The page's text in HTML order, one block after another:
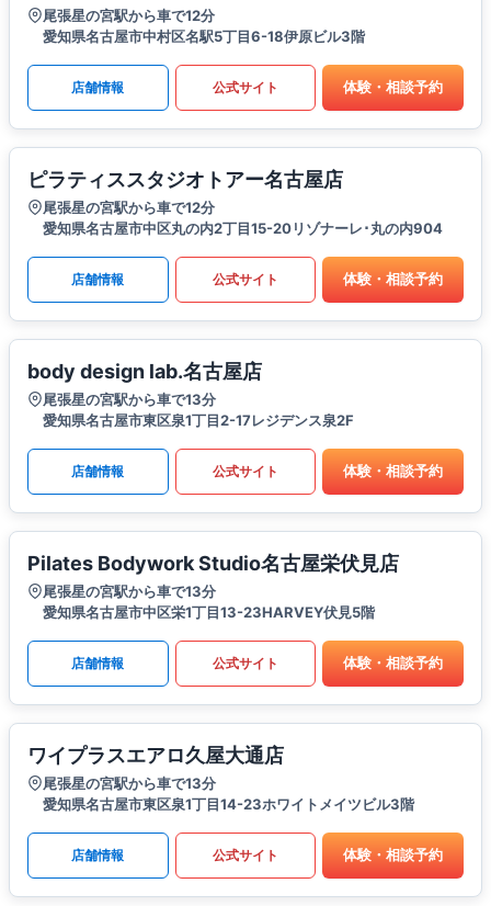
尾張星の宮駅から車で12分
愛知県名古屋市中村区名駅5丁目6-18伊原ビル3階
店舗情報 公式サイト 体験・相談予約
ピラティススタジオトアー名古屋店
尾張星の宮駅から車で12分
愛知県名古屋市中区丸の内2丁目15-20リゾナーレ･丸の内904
店舗情報 公式サイト 体験・相談予約
body design lab.名古屋店
尾張星の宮駅から車で13分
愛知県名古屋市東区泉1丁目2-17レジデンス泉2F
店舗情報 公式サイト 体験・相談予約
Pilates Bodywork Studio名古屋栄伏見店
尾張星の宮駅から車で13分
愛知県名古屋市中区栄1丁目13-23HARVEY伏見5階
店舗情報 公式サイト 体験・相談予約
ワイプラスエアロ久屋大通店
尾張星の宮駅から車で13分
愛知県名古屋市東区泉1丁目14-23ホワイトメイツビル3階
店舗情報 公式サイト 体験・相談予約